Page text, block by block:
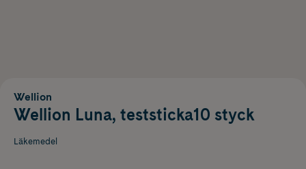
Wellion
Wellion Luna, teststicka10 styck
Läkemedel